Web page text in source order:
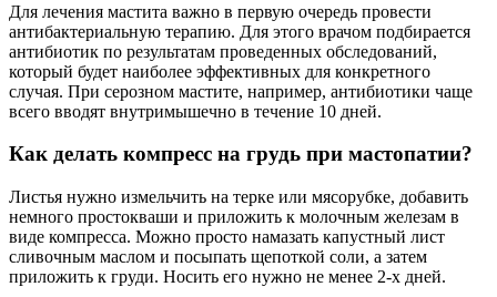
Для лечения мастита важно в первую очередь провести
антибактериальную терапию. Для этого врачом подбирается
антибиотик по результатам проведенных обследований,
который будет наиболее эффективных для конкретного
случая. При серозном мастите, например, антибиотики чаще
всего вводят внутримышечно в течение 10 дней.
Как делать компресс на грудь при мастопатии?
Листья нужно измельчить на терке или мясорубке, добавить
немного простокваши и приложить к молочным железам в
виде компресса. Можно просто намазать капустный лист
сливочным маслом и посыпать щепоткой соли, а затем
приложить к груди. Носить его нужно не менее 2-х дней.